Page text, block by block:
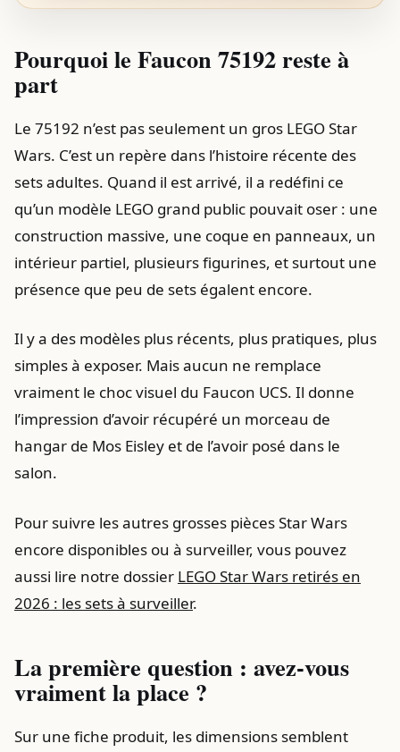
Pourquoi le Faucon 75192 reste à
part
Le 75192 n’est pas seulement un gros LEGO Star
Wars. C’est un repère dans l’histoire récente des
sets adultes. Quand il est arrivé, il a redéfini ce
qu’un modèle LEGO grand public pouvait oser : une
construction massive, une coque en panneaux, un
intérieur partiel, plusieurs figurines, et surtout une
présence que peu de sets égalent encore.
Il y a des modèles plus récents, plus pratiques, plus
simples à exposer. Mais aucun ne remplace
vraiment le choc visuel du Faucon UCS. Il donne
l’impression d’avoir récupéré un morceau de
hangar de Mos Eisley et de l’avoir posé dans le
salon.
Pour suivre les autres grosses pièces Star Wars
encore disponibles ou à surveiller, vous pouvez
aussi lire notre dossier LEGO Star Wars retirés en
2026 : les sets à surveiller.
La première question : avez-vous
vraiment la place ?
Sur une fiche produit, les dimensions semblent